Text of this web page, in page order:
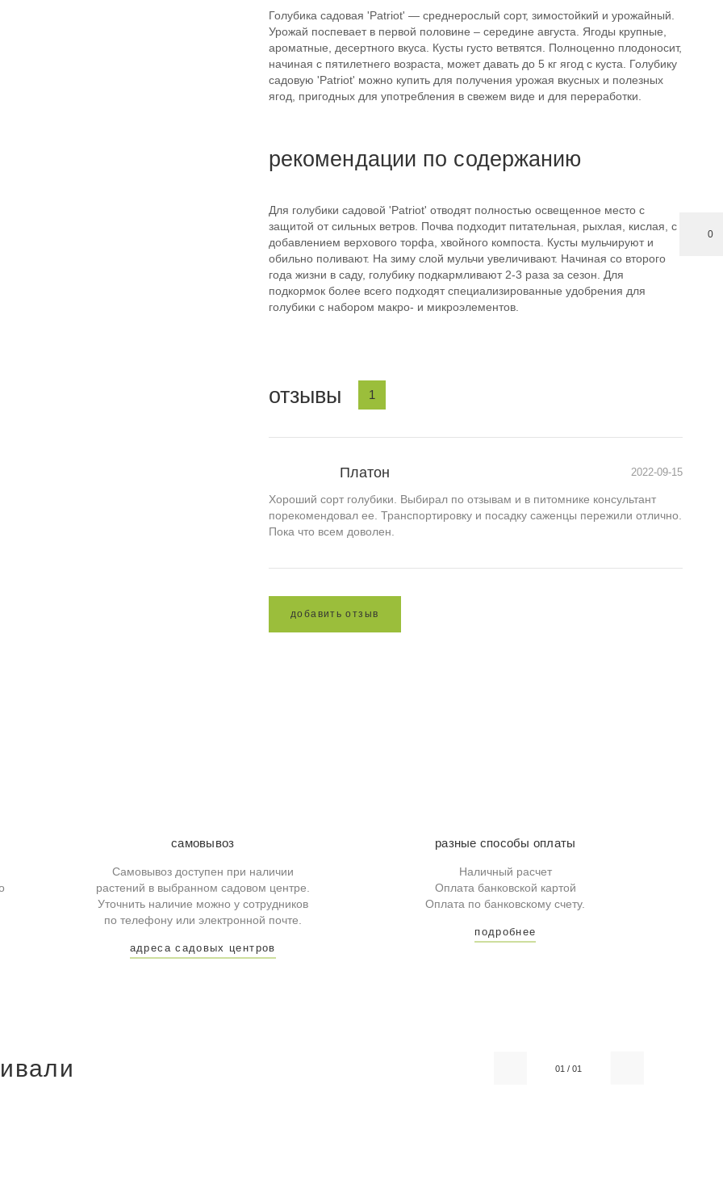
0
Голубика садовая 'Patriot' — среднерослый сорт, зимостойкий и урожайный.
Урожай поспевает в первой половине – середине августа. Ягоды крупные,
ароматные, десертного вкуса. Кусты густо ветвятся. Полноценно плодоносит,
начиная с пятилетнего возраста, может давать до 5 кг ягод с куста. Голубику
садовую 'Patriot' можно купить для получения урожая вкусных и полезных
ягод, пригодных для употребления в свежем виде и для переработки.
рекомендации по содержанию
Для голубики садовой 'Patriot' отводят полностью освещенное место с
защитой от сильных ветров. Почва подходит питательная, рыхлая, кислая, с
добавлением верхового торфа, хвойного компоста. Кусты мульчируют и
обильно поливают. На зиму слой мульчи увеличивают. Начиная со второго
года жизни в саду, голубику подкармливают 2-3 раза за сезон. Для
подкормок более всего подходят специализированные удобрения для
голубики с набором макро- и микроэлементов.
отзывы 1
Платон 2022-09-15
Хороший сорт голубики. Выбирал по отзывам и в питомнике консультант
порекомендовал ее. Транспортировку и посадку саженцы пережили отлично.
Пока что всем доволен.
до бавить о тз ыв
самовывоз
Самовывоз доступен при наличии
растений в выбранном садовом центре.
Уточнить наличие можно у сотрудников
по телефону или электронной почте.
адреса садовых центров
разные способы оплаты
Наличный расчет
Оплата банковской картой
Оплата по банковскому счету.
подробнее
01 /01